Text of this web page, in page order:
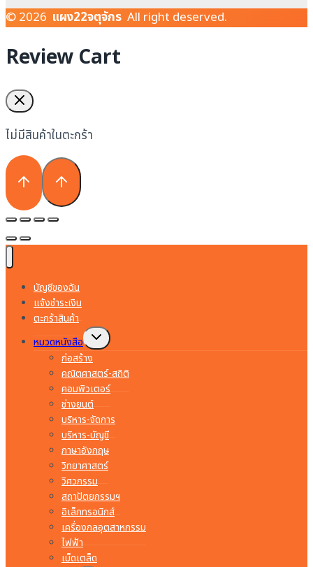
© 2026 แผง22จตุจักร All right deserved.
Review Cart
ไม่มีสินค้าในตะกร้า
บัญชีของฉัน
แจ้งชำระเงิน
ตะกร้าสินค้า
หมวดหนังสือ
Toggle
child
menu
ก่อสร้าง
คณิตศาสตร์-สถิติ
คอมพิวเตอร์
ช่างยนต์
บริหาร-จัดการ
บริหาร-บัญชี
ภาษาอังกฤษ
วิทยาศาสตร์
วิศวกรรม
สถาปัตยกรรมฯ
อิเล็กทรอนิกส์
เครื่องกลอุตสาหกรรม
ไฟฟ้า
เบ็ดเตล็ด